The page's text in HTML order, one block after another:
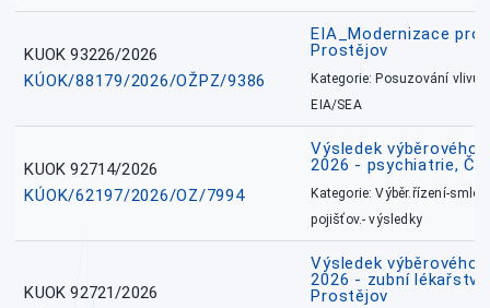
KUOK 93226/2026
KÚOK/88179/2026/OŽPZ/9386
EIA_Modernizace
Prostějov
Kategorie: Posuzování vlivů
EIA/SEA
KUOK 92714/2026
KÚOK/62197/2026/OZ/7994
Výsledek výběrového
2026 - psychiatrie,
Kategorie: Výběr.řízení-
pojišťov.- výsledky
KUOK 92721/2026
Výsledek výběrového
2026 - zubní
Prostějov